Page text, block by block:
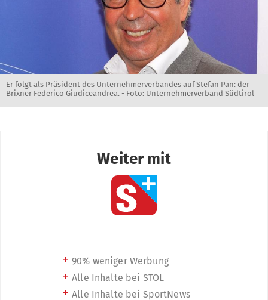
Er folgt als Präsident des Unternehmerverbandes auf Stefan Pan: der
Brixner Federico Giudiceandrea. - Foto: Unternehmerverband Südtirol